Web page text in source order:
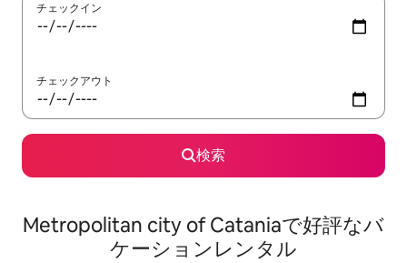
チェックイン
チェックアウト
検索
Metropolitan city of Cataniaで好評なバ
ケーションレンタル